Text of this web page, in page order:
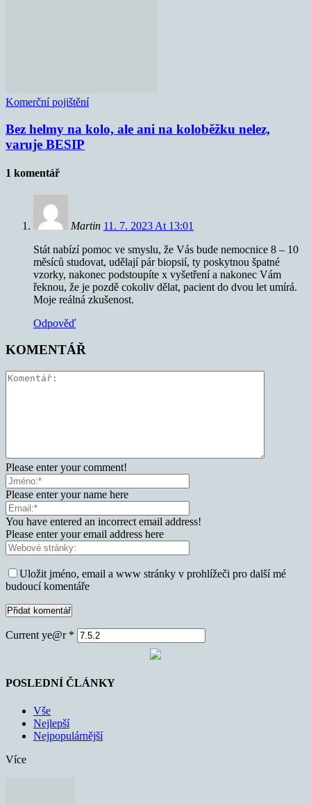
Komerční pojištění
Bez helmy na kolo, ale ani na koloběžku nelez,
varuje BESIP
1 komentář
Martin 11. 7. 2023 At 13:01
Stát nabízí pomoc ve smyslu, že Vás bude nemocnice 8 – 10
měsíců studovat, udělají pár biopsií, ty poskytnou špatné
vzorky, nakonec podstoupíte x vyšetření a nakonec Vám
řeknou, že je pozdě cokoliv dělat, pacient do dvou let umírá.
Moje reálná zkušenost.
Odpověď
KOMENTÁŘ
Please enter your comment!
Please enter your name here
You have entered an incorrect email address!
Please enter your email address here
Uložit jméno, email a www stránky v prohlížeči pro další mé
budoucí komentáře
Current ye@r *
POSLEDNÍ ČLÁNKY
Vše
Nejlepší
Nejpopulárnější
Více